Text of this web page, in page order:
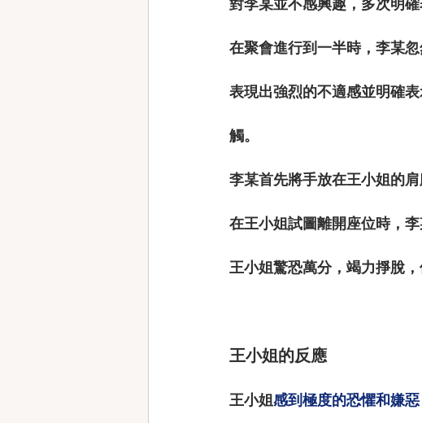
對李某並不感興趣，多次明確
在聚會進行到一半時，李某
表現出強烈的不適感並明確
觸。
李某首先將手放在王小姐的肩
在王小姐試圖離開座位時，
王小姐驚恐萬分，竭力掙脫
王小姐的反應
王小姐感到極度的恐懼和嫌惡